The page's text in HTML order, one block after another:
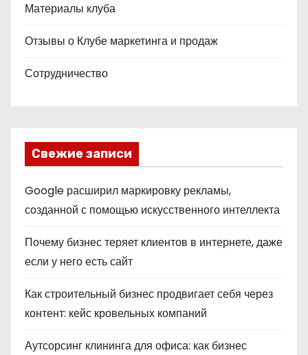
Материалы клуба
Отзывы о Клубе маркетинга и продаж
Сотрудничество
Свежие записи
Google расширил маркировку рекламы,
созданной с помощью искусственного интеллекта
Почему бизнес теряет клиентов в интернете, даже
если у него есть сайт
Как строительный бизнес продвигает себя через
контент: кейс кровельных компаний
Аутсорсинг клининга для офиса: как бизнес